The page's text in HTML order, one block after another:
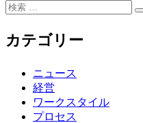
カテゴリー
ニュース
経営
ワークスタイル
プロセス